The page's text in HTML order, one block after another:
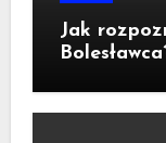
Jak